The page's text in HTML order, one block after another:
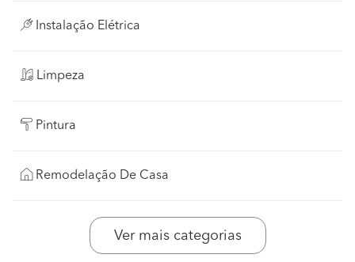
Instalação Elétrica
Limpeza
Pintura
Remodelação De Casa
Ver mais categorias